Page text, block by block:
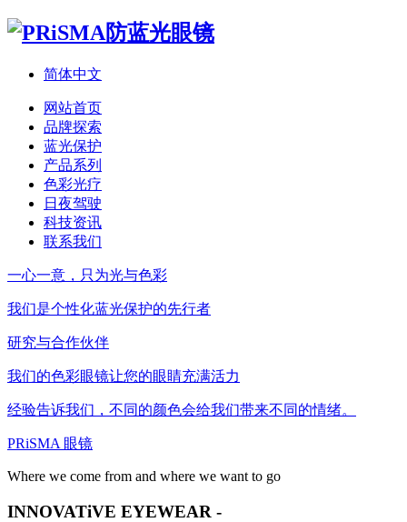
简体中文
网站首页
品牌探索
蓝光保护
产品系列
色彩光疗
日夜驾驶
科技资讯
联系我们
一心一意，只为光与色彩
我们是个性化蓝光保护的先行者
研究与合作伙伴
我们的色彩眼镜让您的眼睛充满活力
经验告诉我们，不同的颜色会给我们带来不同的情绪。
PRiSMA 眼镜
Where we come from and where we want to go
INNOVATiVE EYEWEAR -